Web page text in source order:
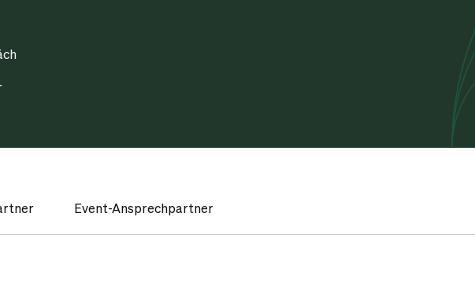
Event-Ansprechpartner